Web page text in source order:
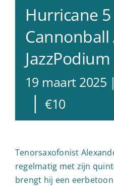
Hurricane
19 maart 2025
| €10
Tenorsaxofonist
regelmatig met zijn
brengt hij een